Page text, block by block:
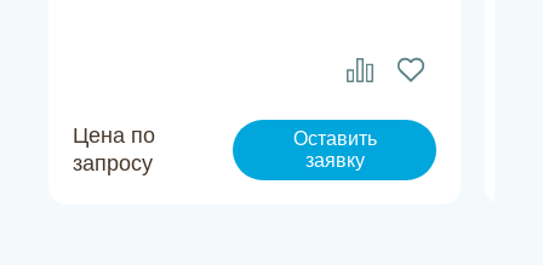
Цена по
запросу
Оставить
заявку